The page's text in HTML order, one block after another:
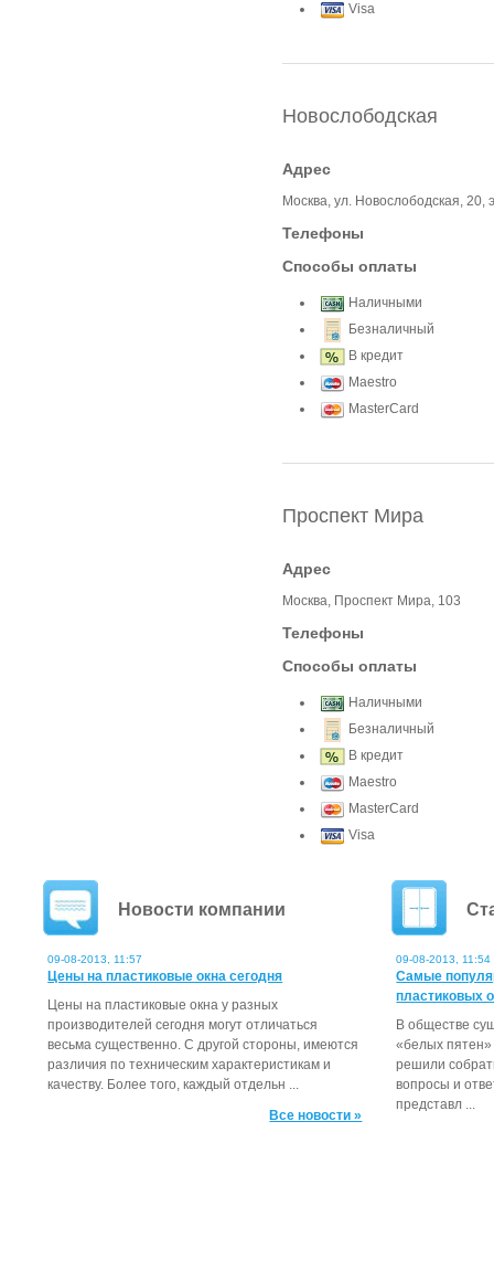
Visa
Новослободская
Адрес
Москва, ул. Новослободская,
Телефоны
Способы оплаты
Наличными
Безналичный
В кредит
Maestro
MasterCard
Проспект Мира
Адрес
Москва, Проспект Мира, 103
Телефоны
Способы оплаты
Наличными
Безналичный
В кредит
Maestro
MasterCard
Visa
Новости компании
09-08-2013, 11:57
Цены на пластиковые окна сегодня
Цены на пластиковые окна у разных
производителей сегодня могут отличаться
весьма существенно. С другой стороны, имеются
различия по техническим характеристикам и
качеству. Более того, каждый отдельн ...
Все новости »
09-08-2013, 11:54
Самые
пластиковых
В обществе
«белых
решили
вопросы и
представл ...